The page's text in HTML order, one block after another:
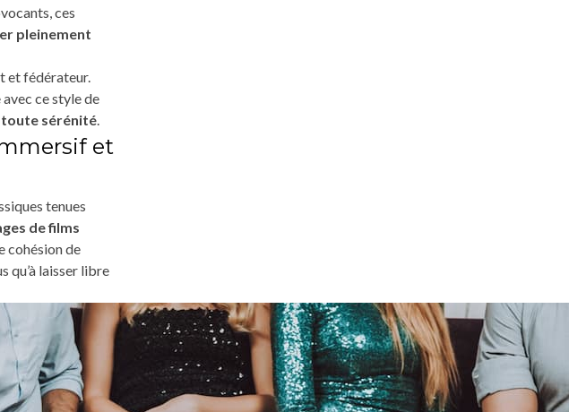
ces
pleinement
et fédérateur.
ce style de
toute sérénité.
et
tenues
de films
cohésion de
qu’à laisser libre